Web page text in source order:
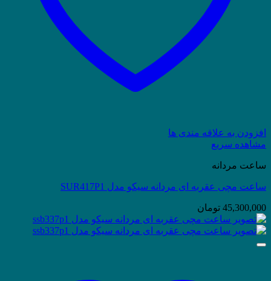
افزودن به علاقه مندی ها
مشاهده سریع
ساعت مردانه
ساعت مچی عقربه ای مردانه سیکو مدل SUR417P1
45,300,000 تومان